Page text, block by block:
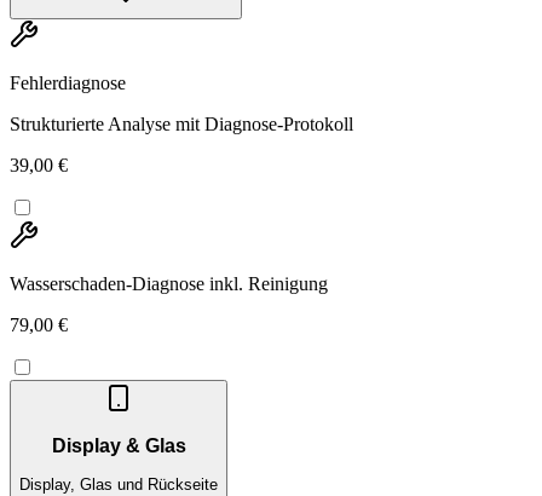
Fehlerdiagnose
Strukturierte Analyse mit Diagnose-Protokoll
39,00 €
Wasserschaden-Diagnose inkl. Reinigung
79,00 €
Display & Glas
Display, Glas und Rückseite